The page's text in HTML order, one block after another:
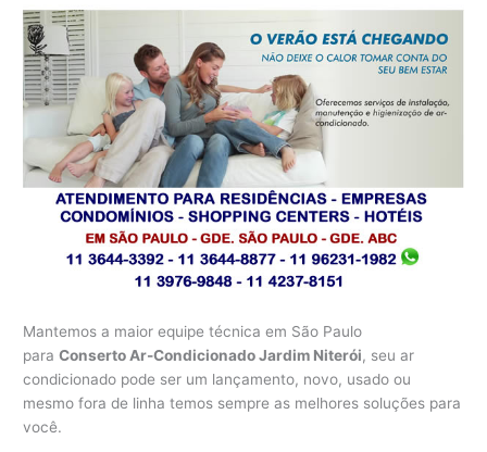
Mantemos a maior equipe técnica em São Paulo
paraConserto Ar-Condicionado Jardim Niterói, seu ar
condicionado pode ser um lançamento, novo, usado ou
mesmo fora de linha temos sempre as melhores soluções para
você.